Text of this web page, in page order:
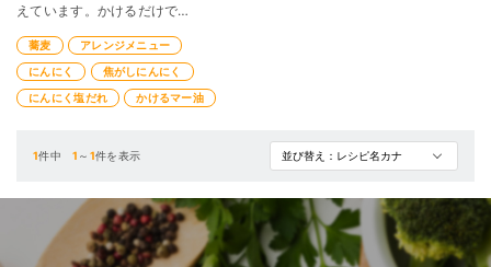
えています。かけるだけで
飯盛満腹亭にんにく塩だれではロー
スト(炙り)したにんにく、
かけるマー油では焦がしたにんにく
が特徴の商品です。
蕎麦
アレンジメニュー
にんにく
焦がしにんにく
にんにく塩だれ
かけるマー油
1件中1 ～ 1件を表示